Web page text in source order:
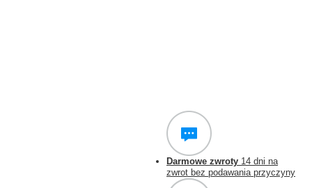
Darmowe zwroty 14 dni na
zwrot bez podawania przyczyny